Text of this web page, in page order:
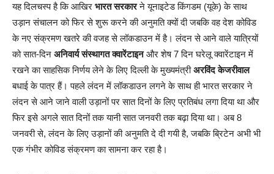
यह दिलचस्प है कि आखिर भारत सरकारने यूनाइटेड किंगडम (यूके) के साथ
उड़ान संचालन को फिर से शुरू करने की अनुमति क्यों दी जबकि वह देश कोविड
के नए संक्रमण खतरे की वजह से लॉकडाउन में है। लंदन से आने वाले यात्रियों
को सात-दिन अनिवार्य संस्थागत क्वारेंटाइनऔर शेष 7 दिन घरेलू क्वारेंटाइन में
रखने का साहसिक निर्णय लेने के लिए दिल्ली के मुख्यमंत्रीअरविंद केजरीवाल
बधाई के पात्र हैं। पहले लंदन में लॉकडाउन लगने के साथ ही भारत सरकार ने
लंदन से आने जाने वाली उड़ानों पर सात दिनों के लिए प्रतिबंध लगा दिया था और
फिर इसे अगले सात दिनों तक यानी सात जनवरी तक बढ़ा दिया था। अब 8
जनवरी से, लंदन के लिए उड़ानों की अनुमति दे दी गयी है, जबकि ब्रिटेन अभी भी
एक गंभीर कोविड संक्रमण का सामना कर रहा है।